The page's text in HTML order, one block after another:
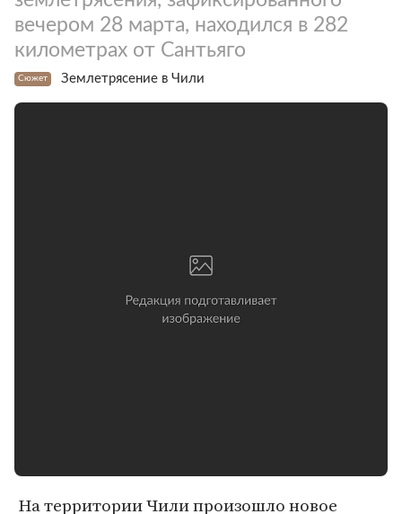
вечером 28 марта, находился в 282
километрах от Сантьяго
Сюжет Землетрясение в Чили
На территории Чили произошло новое